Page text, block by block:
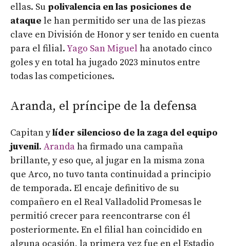
ellas. Su polivalencia en las posiciones de
ataque le han permitido ser una de las piezas
clave en División de Honor y ser tenido en cuenta
para el filial.Yago San Miguel ha anotado cinco
goles y en total ha jugado 2023 minutos entre
todas las competiciones.
Aranda, el príncipe de la defensa
Capitan ylíder silencioso de la zaga del equipo
juvenil. Arandaha firmado una campaña
brillante, y eso que, al jugar en la misma zona
que Arco, no tuvo tanta continuidad a principio
de temporada. El encaje definitivo de su
compañero en el Real Valladolid Promesas le
permitió crecer para reencontrarse con él
posteriormente. En el filial han coincidido en